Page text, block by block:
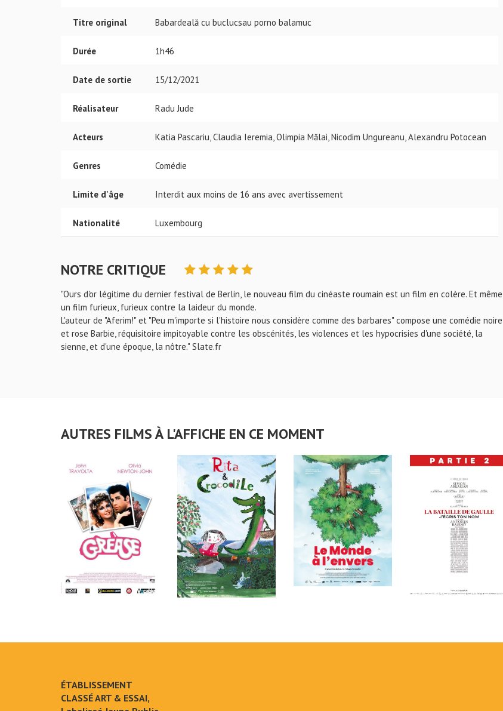
Titre original Babardeală cu buclucsau porno balamuc
Durée 1h46
Date de sortie 15/12/2021
Réalisateur Radu Jude
Acteurs Katia Pascariu, Claudia Ieremia, Olimpia Mălai, Nicodim Ungureanu, Alexandru Potocean
Genres Comédie
Limite d'âge Interdit aux moins de 16 ans avec avertissement
Nationalité Luxembourg
NOTRE CRITIQUE
"Ours d'or légitime du dernier festival de Berlin, le nouveau film du cinéaste roumain est un film en colère. Et même
un film furieux, furieux contre la laideur du monde.
L'auteur de "Aferim!" et "Peu m'importe si l'histoire nous considère comme des barbares" compose une comédie noire
et rose Barbie, réquisitoire impitoyable contre les obscénités, les violences et les hypocrisies d'une société, la
sienne, et d'une époque, la nôtre." Slate.fr
AUTRES FILMS À L'AFFICHE EN CE MOMENT
ÉTABLISSEMENT
CLASSÉ ART & ESSAI,